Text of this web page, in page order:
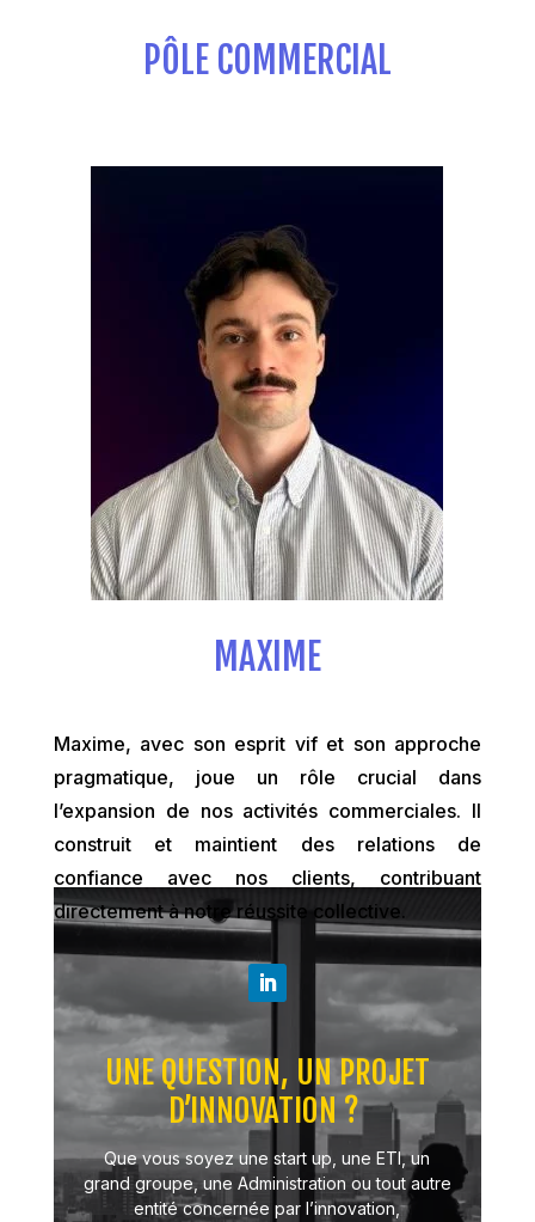
PÔLE COMMERCIAL
MAXIME
Maxime, avec son esprit vif et son approche
pragmatique, joue un rôle crucial dans
l’expansion de nos activités commerciales. Il
construit et maintient des relations de
confiance avec nos clients, contribuant
directement à notre réussite collective.
UNE QUESTION, UN PROJET
D’INNOVATION ?
Que vous soyez une start up, une ETI, un
grand groupe, une Administration ou tout autre
entité concernée par l’innovation,